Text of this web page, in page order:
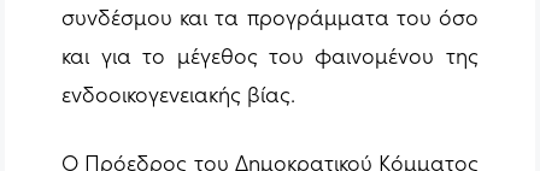
συνδέσμου και τα προγράμματα του όσο
και για το μέγεθος του φαινομένου της
ενδοοικογενειακής βίας.
Ο Πρόεδρος του Δημοκρατικού Κόμματος